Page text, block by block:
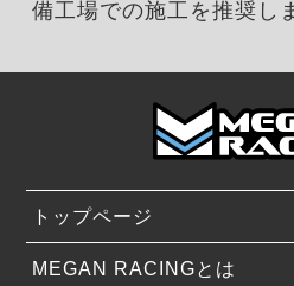
備工場での施工を推奨し
トップページ
MEGAN RACINGとは